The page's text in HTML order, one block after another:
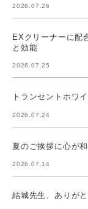
2026.07.26
EXクリーナーに配
と効能
2026.07.25
トランセントホワ
2026.07.24
夏のご挨拶に心が
2026.07.14
結城先生、ありが